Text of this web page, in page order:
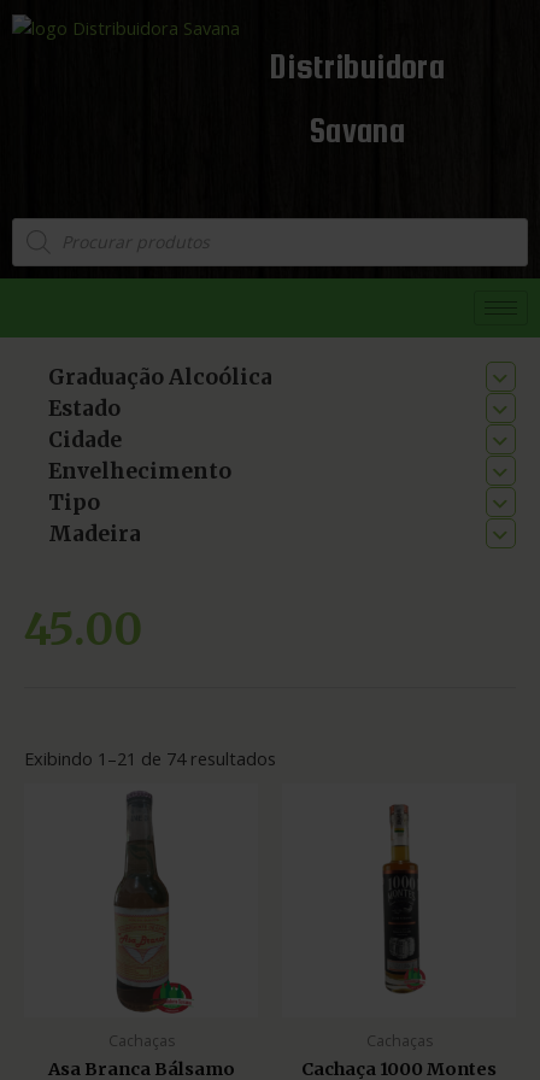
Distribuidora
Savana
Graduação Alcoólica
Estado
Cidade
Envelhecimento
Tipo
Madeira
45.00
Exibindo 1–21 de 74 resultados
Cachaças
Asa Branca Bálsamo
Cachaças
Cachaça 1000 Montes